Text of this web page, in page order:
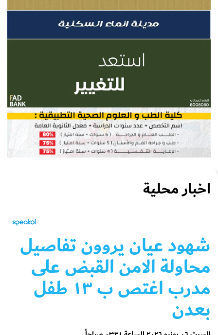
اخبار محلية
شهود عيان يروون تفاصيل
محاولة الامن القبض على
مدرب اغتص ب ١٣ طفل
بعدن